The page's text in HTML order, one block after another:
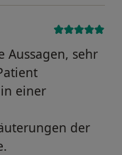
Aussagen, sehr
einer
der